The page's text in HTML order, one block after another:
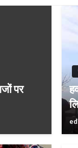
पर